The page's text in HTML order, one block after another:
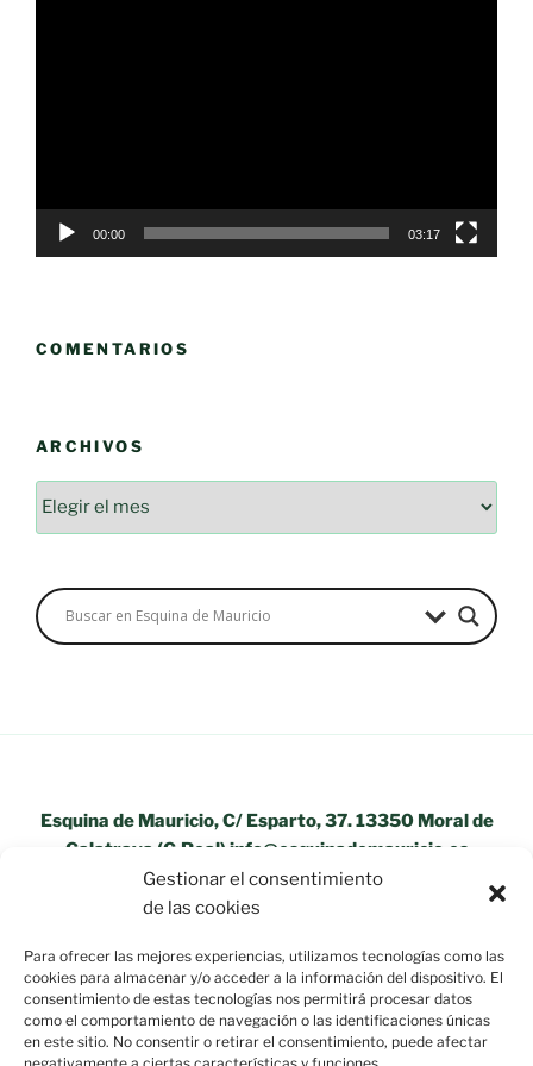
Gestionar el consentimiento
de las cookies
Para ofrecer las mejores experiencias, utilizamos tecnologías como las
cookies para almacenar y/o acceder a la información del dispositivo. El
consentimiento de estas tecnologías nos permitirá procesar datos
como el comportamiento de navegación o las identificaciones únicas
en este sitio. No consentir o retirar el consentimiento, puede afectar
00:00 03:17
COMENTARIOS
ARCHIVOS
Esquina de Mauricio, C/ Esparto, 37. 13350 Moral de
Calatrava (C.Real) info@esquinademauricio.es
«Aviso Legal»